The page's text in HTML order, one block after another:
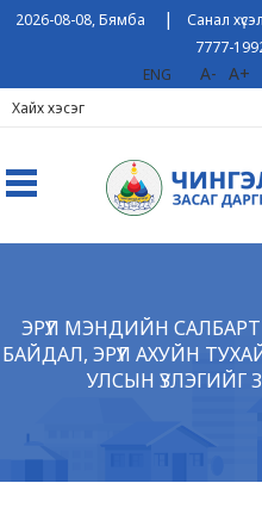
2026-08-08, Бямба | Санал
7777-
ENG
A- A+
ЭРҮҮЛ МЭНДИЙН
БАЙДАЛ, ЭРҮҮЛ АХУЙН
УЛСЫН ҮЗЛЭГИЙГ